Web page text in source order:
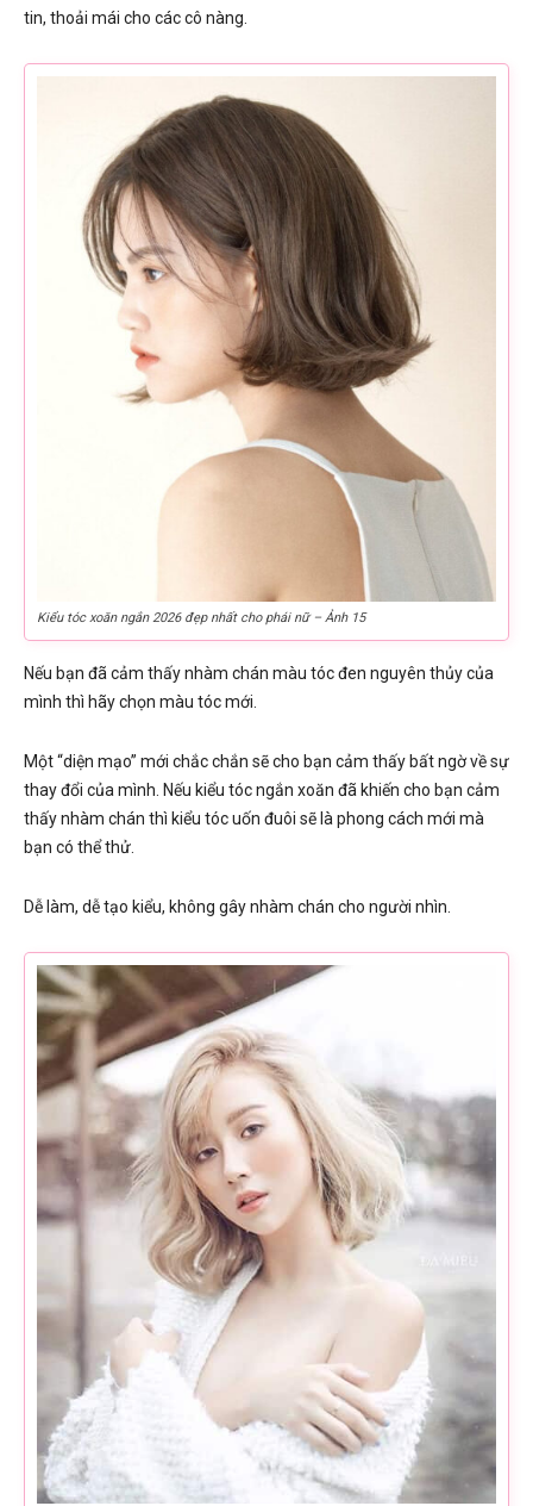
tin, thoải mái cho các cô nàng.
Kiểu tóc xoăn ngắn 2026 đẹp nhất cho phái nữ – Ảnh 15
Nếu bạn đã cảm thấy nhàm chán màu tóc đen nguyên thủy của
mình thì hãy chọn màu tóc mới.
Một “diện mạo” mới chắc chắn sẽ cho bạn cảm thấy bất ngờ về sự
thay đổi của mình. Nếu kiểu tóc ngắn xoăn đã khiến cho bạn cảm
thấy nhàm chán thì kiểu tóc uốn đuôi sẽ là phong cách mới mà
bạn có thể thử.
Dễ làm, dễ tạo kiểu, không gây nhàm chán cho người nhìn.